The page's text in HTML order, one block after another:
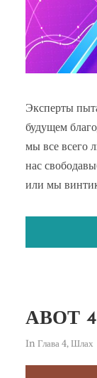
Эксперты
будущем
мы все всего
нас
или мы
АВОТ
In Глава 4, Шлах